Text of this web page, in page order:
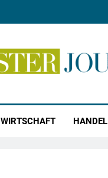
WIRTSCHAFT HANDEL